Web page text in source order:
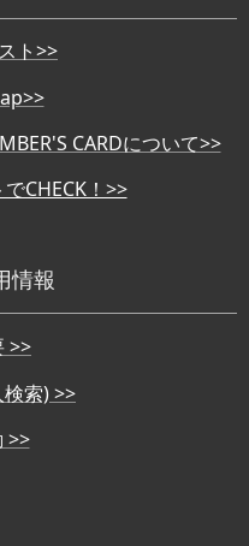
ト>>
CARDについて>>
CHECK！>>
情報
>>
索) >>
>>